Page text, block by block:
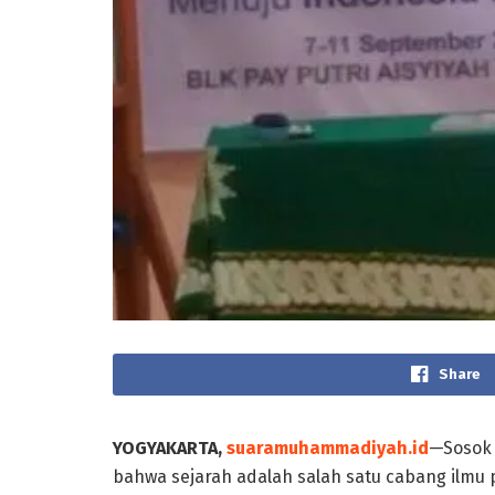
Share
YOGYAKARTA, suaramuhammadiyah.id
bahwa sejarah adalah salah satu cabang